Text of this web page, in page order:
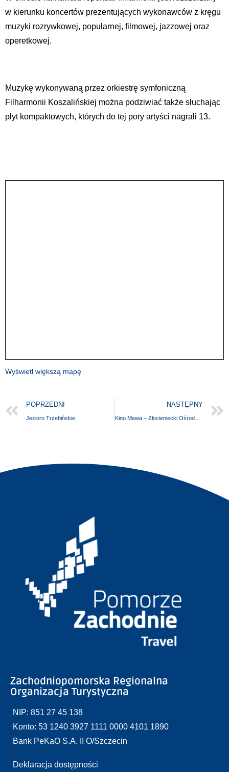
w kierunku koncertów prezentujących wykonawców z kręgu
muzyki rozrywkowej, popularnej, filmowej, jazzowej oraz
operetkowej.
Muzykę wykonywaną przez orkiestrę symfoniczną
Filharmonii Koszalińskiej można podziwiać także słuchając
płyt kompaktowych, których do tej pory artyści nagrali 13.
Wyświetl większą mapę
POPRZEDNI
Jezioro Trzebińskie
NASTĘPNY
Zachodniopomorska Regionalna
Organizacja Turystyczna
NIP: 851 27 45 138
Konto: 53 1240 3927 1111 0000 4101 1890
Bank PeKaO S.A. II O/Szczecin
Deklaracja dostępności